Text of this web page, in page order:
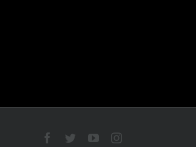
Facebook
TwitterYouTubeInstagram